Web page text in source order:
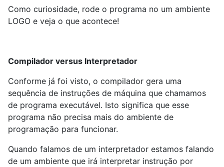
Como curiosidade, rode o programa no um ambiente
LOGO e veja o que acontece!
Compilador versus Interpretador
Conforme já foi visto, o compilador gera uma
sequência de instruções de máquina que chamamos
de programa executável. Isto significa que esse
programa não precisa mais do ambiente de
programação para funcionar.
Quando falamos de um interpretador estamos falando
de um ambiente que irá interpretar instrução por